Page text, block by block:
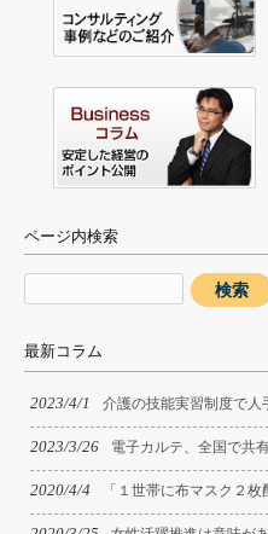
ページ内検索
最新コラム
2023/4/1 介護の技能実習制度で人
2023/3/26 電子カルテ、全国で共
2020/4/4 「１世帯に布マスク２